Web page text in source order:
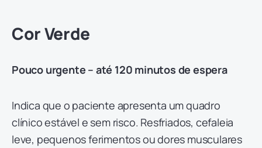
Cor Verde
Pouco urgente – até 120 minutos de espera
Indica que o paciente apresenta um quadro
clínico estável e sem risco. Resfriados, cefaleia
leve, pequenos ferimentos ou dores musculares